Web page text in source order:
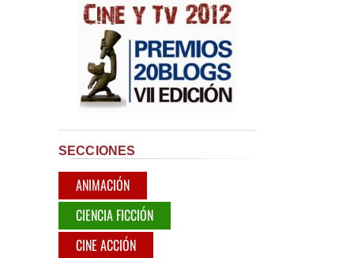
SECCIONES
ANIMACIÓN
CIENCIA FICCIÓN
CINE ACCIÓN